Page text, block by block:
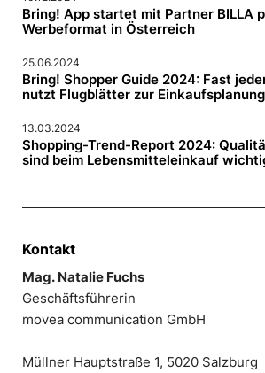
Bring! App startet mit Partner BILLA
Werbeformat in Österreich
25.06.2024
Bring! Shopper Guide 2024: Fast
nutzt Flugblätter zur Einkaufsplanung
13.03.2024
Shopping-Trend-Report 2024:
sind beim Lebensmitteleinkauf
Kontakt
Mag. Natalie Fuchs
Geschäftsführerin
movea communication GmbH
Müllner Hauptstraße 1, 5020 Salzburg